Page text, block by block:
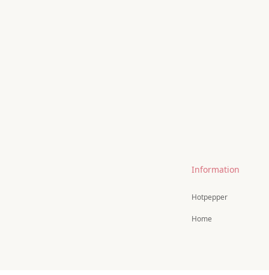
Information
Hotpepper
Home